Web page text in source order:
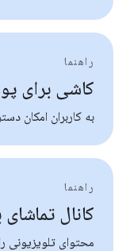
راهنما
کاشی برای
به کاربران امکان
راهنما
کانال
محتوای تلویزیونی